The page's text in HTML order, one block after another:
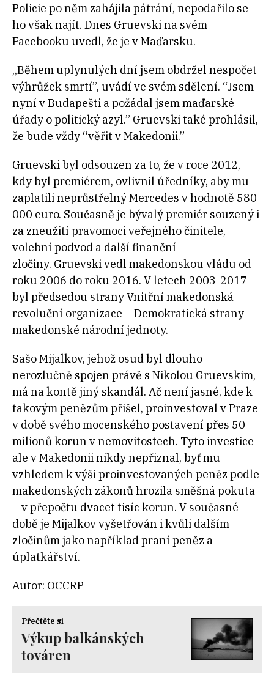
Policie po něm zahájila pátrání, nepodařilo se
ho však najít. Dnes Gruevski na svém
Facebooku uvedl, že je v Maďarsku.
„Během uplynulých dní jsem obdržel nespočet
výhrůžek smrtí”, uvádí ve svém sdělení. “Jsem
nyní v Budapešti a požádal jsem maďarské
úřady o politický azyl.” Gruevski také prohlásil,
že bude vždy “věřit v Makedonii.”
Gruevski byl odsouzen za to, že v roce 2012,
kdy byl premiérem, ovlivnil úředníky, aby mu
zaplatili neprůstřelný Mercedes v hodnotě 580
000 euro. Současně je bývalý premiér souzený i
za zneužití pravomoci veřejného činitele,
volební podvod a další finanční
zločiny. Gruevski vedl makedonskou vládu od
roku 2006 do roku 2016. V letech 2003-2017
byl předsedou strany Vnitřní makedonská
revoluční organizace – Demokratická strany
makedonské národní jednoty.
Sašo Mijalkov, jehož osud byl dlouho
nerozlučně spojen právě s Nikolou Gruevskim,
má na kontě jiný skandál. Ač není jasné, kde k
takovým penězům přišel, proinvestoval v Praze
v době svého mocenského postavení přes 50
milionů korun v nemovitostech. Tyto investice
ale v Makedonii nikdy nepřiznal, byť mu
vzhledem k výši proinvestovaných peněz podle
makedonských zákonů hrozila směšná pokuta
– v přepočtu dvacet tisíc korun. V současné
době je Mijalkov vyšetřován i kvůli dalším
zločinům jako například praní peněz a
úplatkářství.
Autor: OCCRP
Přečtěte si
Výkup balkánských
továren